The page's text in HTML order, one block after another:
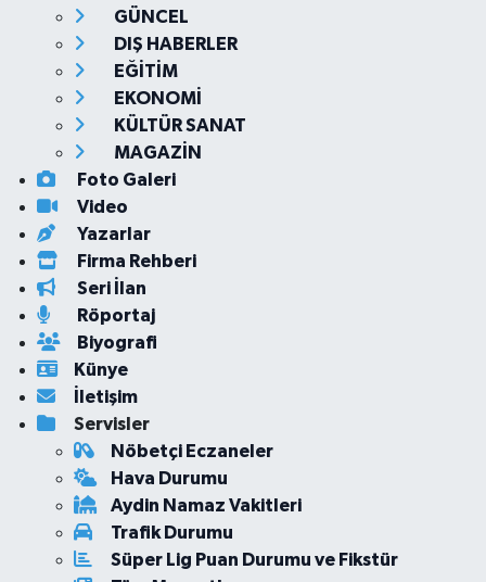
GÜNCEL
DIŞ HABERLER
EĞİTİM
EKONOMİ
KÜLTÜR SANAT
MAGAZİN
Foto Galeri
Video
Yazarlar
Firma Rehberi
Seri İlan
Röportaj
Biyografi
Künye
İletişim
Servisler
Nöbetçi Eczaneler
Hava Durumu
Aydin Namaz Vakitleri
Trafik Durumu
Süper Lig Puan Durumu ve Fikstür